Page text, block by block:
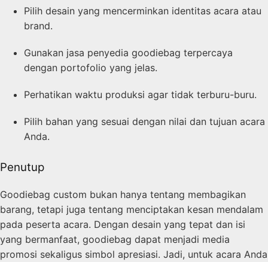
Pilih desain yang mencerminkan identitas acara atau
brand.
Gunakan jasa penyedia goodiebag terpercaya
dengan portofolio yang jelas.
Perhatikan waktu produksi agar tidak terburu-buru.
Pilih bahan yang sesuai dengan nilai dan tujuan acara
Anda.
Penutup
Goodiebag custom bukan hanya tentang membagikan
barang, tetapi juga tentang menciptakan kesan mendalam
pada peserta acara. Dengan desain yang tepat dan isi
yang bermanfaat, goodiebag dapat menjadi media
promosi sekaligus simbol apresiasi. Jadi, untuk acara Anda